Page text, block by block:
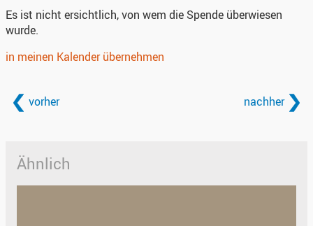
Es ist nicht ersichtlich, von wem die Spende überwiesen
wurde.
in meinen Kalender übernehmen
vorher nachher
Ähnlich